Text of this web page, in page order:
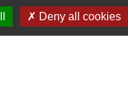
Contacts
Deny all cookies